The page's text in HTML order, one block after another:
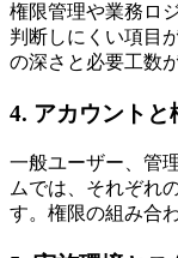
権限管理や業務ロ
判断しにくい項目
の深さと必要工数
4. アカウントと
一般ユーザー、管
ムでは、それぞれ
す。権限の組み合